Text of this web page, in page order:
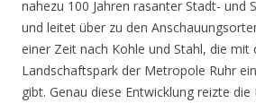
nahezu 100 Jahren rasanter Stadt- und
und leitet über zu den
einer Zeit nach Kohle und Stahl, die mit
Landschaftspark der Metropole Ruhr
gibt. Genau diese Entwicklung reizte